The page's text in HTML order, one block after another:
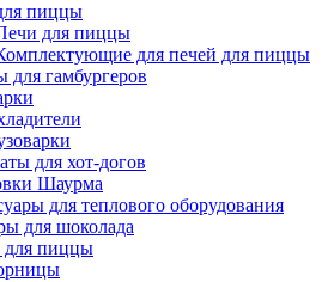
пиццы
для пиццы
для печей для пиццы
для гамбургеров
для хот-догов
Шаурма
для теплового оборудования
для шоколада
пиццы